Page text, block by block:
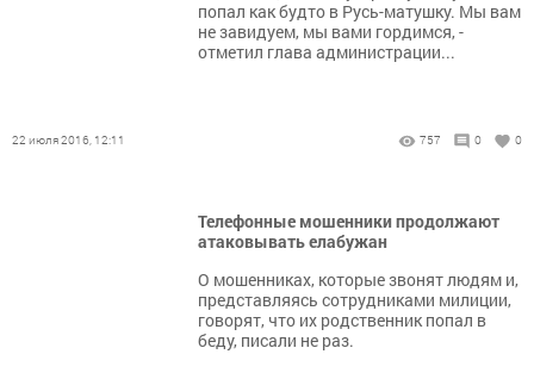
попал как будто в Русь-матушку. Мы вам
не завидуем, мы вами гордимся, -
отметил глава администрации...
22 июля 2016, 12:11 757 0 0
Teлeфoнныe мoшeнники пpoдoлжaют
aтaкoвывать елабужан
О мошенниках, которые звонят людям и,
представляясь сотрудниками милиции,
говорят, что их родственник попал в
беду, писали не раз.